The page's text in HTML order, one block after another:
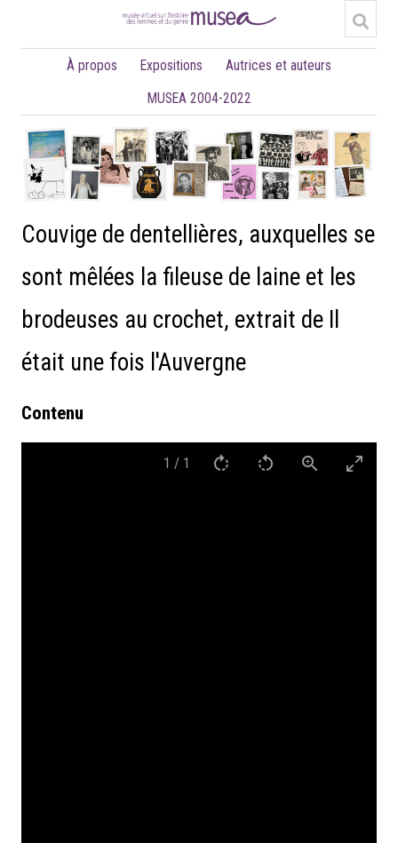
À propos Expositions
Autrices et auteurs
MUSEA 2004-2022
Couvige de dentellières, auxquelles se
sont mêlées la fileuse de laine et les
brodeuses au crochet, extrait de Il
était une fois l'Auvergne
Contenu
1 / 1